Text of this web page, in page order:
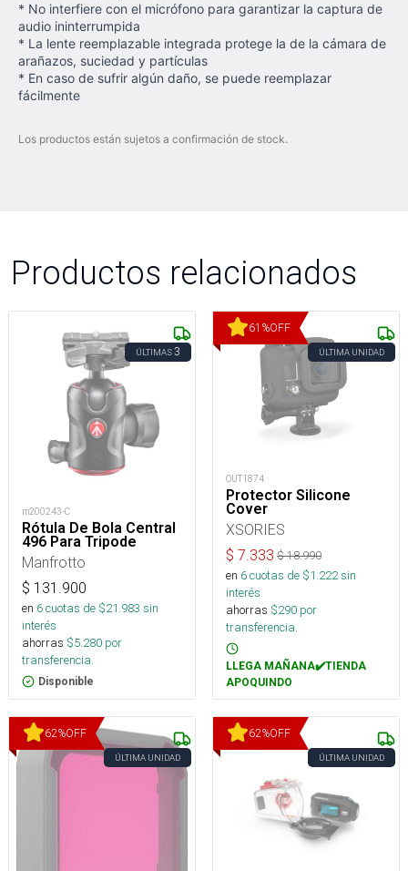
* No interfiere con el micrófono para garantizar la captura de
audio ininterrumpida
* La lente reemplazable integrada protege la de la cámara de
arañazos, suciedad y partículas
* En caso de sufrir algún daño, se puede reemplazar
fácilmente
Los productos están sujetos a confirmación de stock.
Productos relacionados
ÚLTIMAS3
m200243-C
Rótula De Bola Central
496 Para Tripode
Manfrotto
$ 131.900
en 6cuotas de $21.983 sin
interés
ahorras $5.280 por
transferencia.
Disponible
61 %OFF
ÚLTIMA UNIDAD
OUT1874
Protector Silicone
Cover
XSORIES
$ 7.333 $18.990
en 6cuotas de $1.222sin
interés
ahorras $290 por
transferencia.
LLEGA MAÑANA✔️TIENDA
APOQUINDO
62%OFF
ÚLTIMA UNIDAD
62%OFF
ÚLTIMA UNIDAD